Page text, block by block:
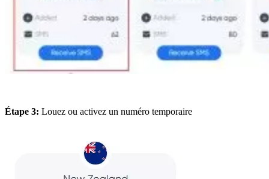
Étape 3: Louez ou activez un numéro temporaire